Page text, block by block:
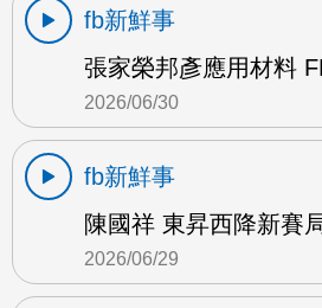
fb新鮮事
張家榮邦彥應用材料
2026/06/30
fb新鮮事
陳國祥 東昇西降新賽
2026/06/29